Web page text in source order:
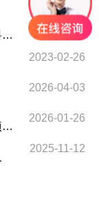
2026-07-31
燕山石化天津南港绿色高端橡胶新材料项目完成首塔吊装
2023-02-26
2026-04-03
2026-01-26
长城汽车股份有限公司新建曼德工厂项目通过竣工验收
2025-11-12